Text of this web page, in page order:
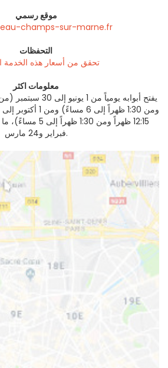
موقع رسمي
champs-sur-marne.fr
التحفظات
تحقق من أسعار هذه الخدمة
معلومات اكثر
فبراير و24 مارس.